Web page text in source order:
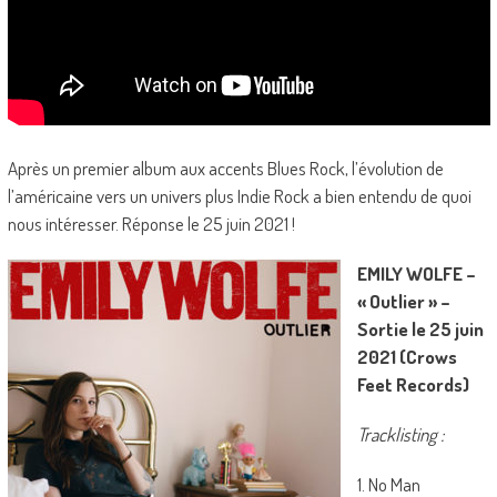
Après un premier album aux accents Blues Rock, l’évolution de
l’américaine vers un univers plus Indie Rock a bien entendu de quoi
nous intéresser. Réponse le 25 juin 2021 !
EMILY WOLFE –
« Outlier » –
Sortie le 25 juin
2021 (Crows
Feet Records)
Tracklisting :
1. No Man